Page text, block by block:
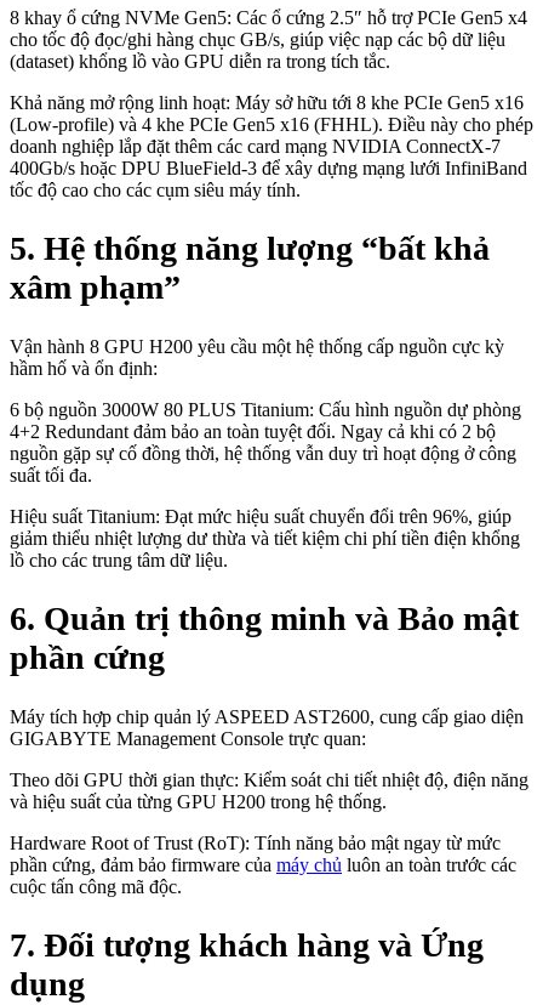
8 khay ổ cứng NVMe Gen5: Các ổ cứng 2.5″ hỗ trợ PCIe Gen5 x4
cho tốc độ đọc/ghi hàng chục GB/s, giúp việc nạp các bộ dữ liệu
(dataset) khổng lồ vào GPU diễn ra trong tích tắc.
Khả năng mở rộng linh hoạt: Máy sở hữu tới 8 khe PCIe Gen5 x16
(Low-profile) và 4 khe PCIe Gen5 x16 (FHHL). Điều này cho phép
doanh nghiệp lắp đặt thêm các card mạng NVIDIA ConnectX-7
400Gb/s hoặc DPU BlueField-3 để xây dựng mạng lưới InfiniBand
tốc độ cao cho các cụm siêu máy tính.
5. Hệ thống năng lượng “bất khả
xâm phạm”
Vận hành 8 GPU H200 yêu cầu một hệ thống cấp nguồn cực kỳ
hầm hố và ổn định:
6 bộ nguồn 3000W 80 PLUS Titanium: Cấu hình nguồn dự phòng
4+2 Redundant đảm bảo an toàn tuyệt đối. Ngay cả khi có 2 bộ
nguồn gặp sự cố đồng thời, hệ thống vẫn duy trì hoạt động ở công
suất tối đa.
Hiệu suất Titanium: Đạt mức hiệu suất chuyển đổi trên 96%, giúp
giảm thiểu nhiệt lượng dư thừa và tiết kiệm chi phí tiền điện khổng
lồ cho các trung tâm dữ liệu.
6. Quản trị thông minh và Bảo mật
phần cứng
Máy tích hợp chip quản lý ASPEED AST2600, cung cấp giao diện
GIGABYTE Management Console trực quan:
Theo dõi GPU thời gian thực: Kiểm soát chi tiết nhiệt độ, điện năng
và hiệu suất của từng GPU H200 trong hệ thống.
Hardware Root of Trust (RoT): Tính năng bảo mật ngay từ mức
phần cứng, đảm bảo firmware của máy chủ luôn an toàn trước các
cuộc tấn công mã độc.
7. Đối tượng khách hàng và Ứng
dụng